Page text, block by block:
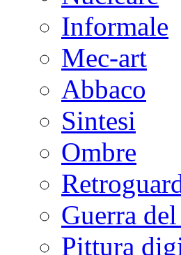
Informale
Mec-art
Abbaco
Sintesi
Ombre
Guerra
Pittura